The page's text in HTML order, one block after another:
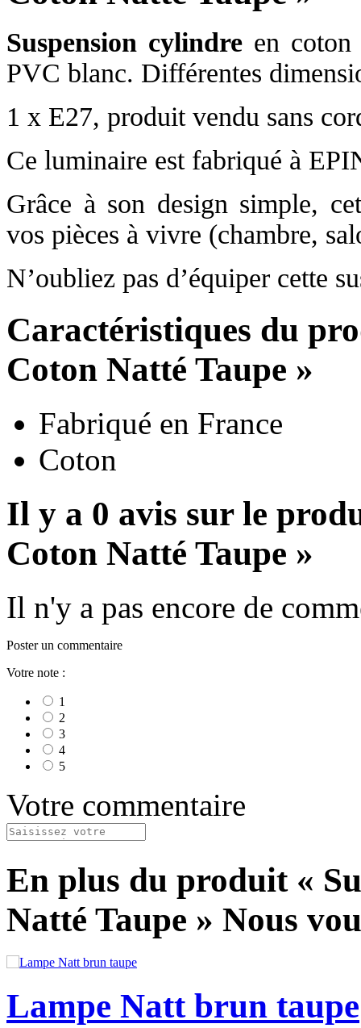
Suspension cylindreen coton
PVC blanc. Différentes
1 x E27, produit vendu sans
Ce luminaire est fabriqué à
Grâce à son design simple,
vos pièces à vivre (chambre,
N’oubliez pas d’équiper cette
Caractéristiques du
Coton Natté Taupe »
Fabriqué en France
Coton
Il y a 0 avis sur le
Coton Natté Taupe »
Il n'y a pas encore de
Poster un commentaire
Votre note :
1
2
3
4
5
Votre commentaire
En plus du produit «
Natté Taupe » Nous
Lampe Natt brun taupe